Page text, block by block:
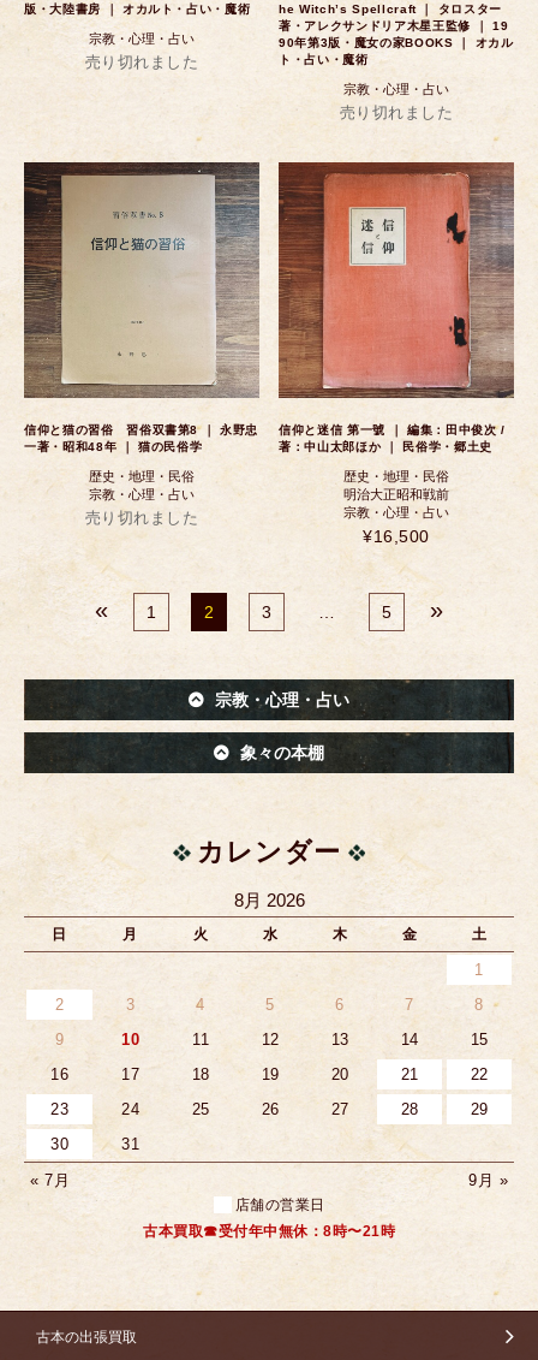
版・大陸書房 ｜ オカルト・占い・魔術
宗教・心理・占い
売り切れました
he Witch’s Spellcraft ｜ タロスター
著・アレクサンドリア木星王監修 ｜ 19
90年第3版・魔女の家BOOKS ｜ オカル
ト・占い・魔術
宗教・心理・占い
売り切れました
信仰と猫の習俗 習俗双書第8 ｜ 永野忠
一著・昭和48年 ｜ 猫の民俗学
歴史・地理・民俗
宗教・心理・占い
売り切れました
信仰と迷信 第一號 ｜ 編集：田中俊次 /
著：中山太郎ほか ｜ 民俗学・郷土史
歴史・地理・民俗
明治大正昭和戦前
宗教・心理・占い
¥16,500
« 1 2 3 5 »
宗教・心理・占い
象々の本棚
カレンダー
8月 2026
日 月 火 水 木 金 土
1
2
3 4 5 6 7
8
9
10 11 12 13 14
15
16
17 18 19 20 21
22
23
24 25 26 27 28
29
30
31
« 7月
9月 »
店舗の営業日
古本買取☎受付年中無休：8時〜21時
古本の出張買取